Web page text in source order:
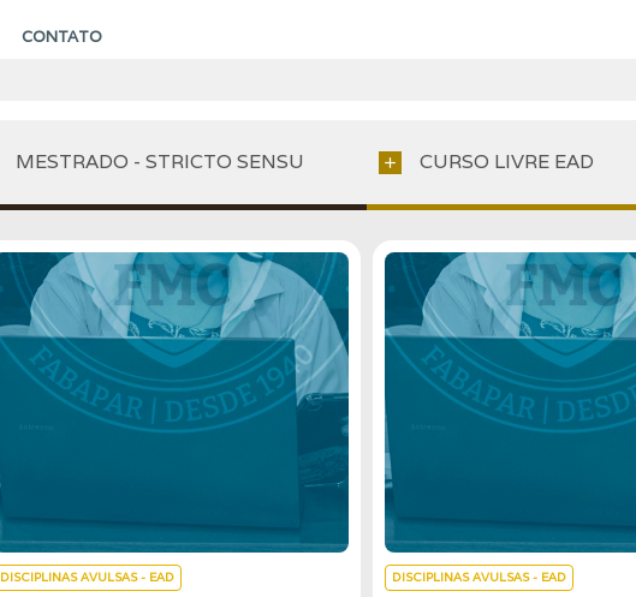
CONTATO
MESTRADO - STRICTO SENSU add CURSO LIVRE EAD
DISCIPLINAS AVULSAS - EAD DISCIPLINAS AVULSAS - EAD